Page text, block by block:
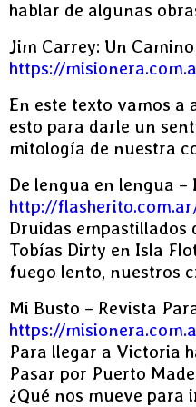
hablar de algunas
Jim Carrey: Un
https://
En este texto vamos
esto para darle un
mitología de nuestra
De lengua en lengua –
http://
Druidas
Tobías Dirty en Isla
fuego lento, nuestros
Mi Busto – Revista
https://
Para llegar a Victoria
Pasar por Puerto
¿Qué nos mueve para